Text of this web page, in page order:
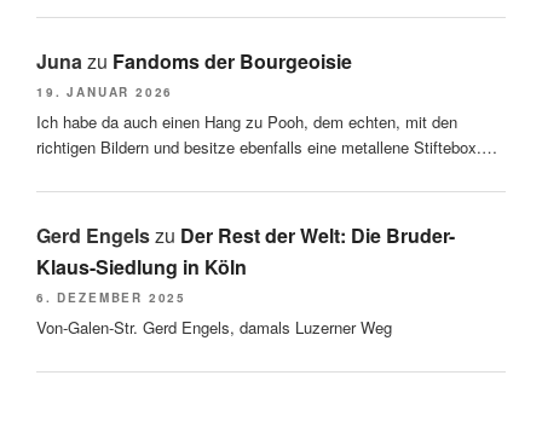
Junazu Fandoms der Bourgeoisie
19. JANUAR 2026
Ich habe da auch einen Hang zu Pooh, dem echten, mit den
richtigen Bildern und besitze ebenfalls eine metallene Stiftebox.…
Gerd Engelszu Der Rest der Welt: Die Bruder-
Klaus-Siedlung in Köln
6. DEZEMBER 2025
Von-Galen-Str. Gerd Engels, damals Luzerner Weg